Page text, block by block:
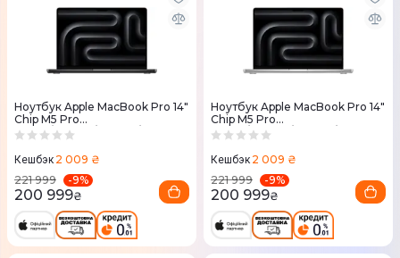
Ноутбук Apple MacBook Pro 14"
Chip M5 Pro
18CPU/20GPU/24RAM/2TB
Кешбэк 2 009 ₴
221 999
-9%
200 999₴
Ноутбук Apple MacBook Pro 14"
Chip M5 Pro
18CPU/20GPU/24RAM/2TB
Кешбэк 2 009 ₴
221 999
-9%
200 999₴